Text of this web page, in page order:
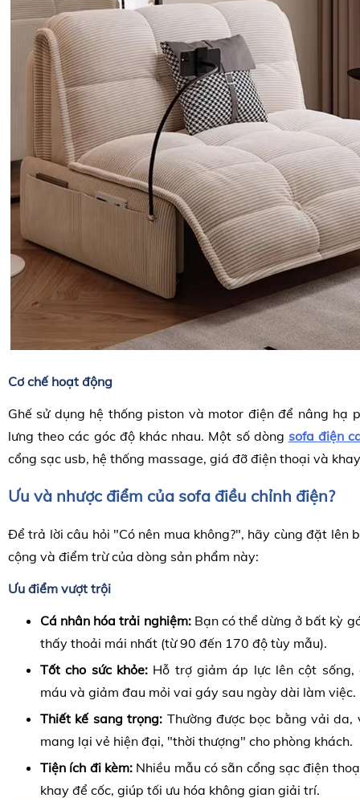
Cơ chế hoạt động
Ghế sử dụng hệ thống piston và motor điện để nâng hạ
lưng theo các góc độ khác nhau. Một số dòng sofa điện
cổng sạc usb, hệ thống massage, giá đỡ điện thoại và
Ưu và nhược điểm của sofa điều chỉnh điện?
Để trả lời câu hỏi "Có nên mua không?", hãy cùng đặt lên
cộng và điểm trừ của dòng sản phẩm này:
Ưu điểm vượt trội
Cá nhân hóa trải nghiệm:Bạn có thể dừng ở bất kỳ
thấy thoải mái nhất (từ 90 đến 170 độ tùy mẫu).
Tốt cho sức khỏe: Hỗ trợ giảm áp lực lên cột sống,
máu và giảm đau mỏi vai gáy sau ngày dài làm việc.
Thiết kế sang trọng: Thường được bọc bằng vải da,
mang lại vẻ hiện đại, "thời thượng" cho phòng khách.
Tiện ích đi kèm: Nhiều mẫu có sẵn cổng sạc điện
khay để cốc, giúp tối ưu hóa không gian giải trí.